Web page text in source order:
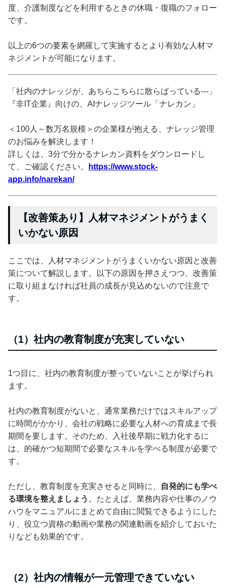
度、介護制度などを利用するときの休職・復職のフォロー
です。
以上の6つの要素を網羅して実施するとより有効な人材マ
ネジメントが可能になります。
「社内のナレッジが、あちらこちらに散らばっている---」
『非IT企業』向けの、AIナレッジツール「ナレカン」
＜100人～数万名規模＞の企業様が抱える、ナレッジ管理
のお悩みを解決します！
詳しくは、3分で分かるナレカン資料をダウンロードし
て、ご確認ください。
https://www.stock-
app.info/narekan/
【改善策あり】人材マネジメントがうまく
いかない原因
ここでは、人材マネジメントがうまくいかない原因と改善
策について解説します。以下の原因を押さえつつ、改善策
に取り組まなければ社員の成長が見込めないので注意で
す。
（1）社内の教育制度が充実していない
1つ目に、社内の教育制度が整っていないことが挙げられ
ます。
社内の教育制度がないと、通常業務だけではスキルアップ
に時間がかかり、会社の戦略に必要な人材への育成まで長
期間を要します。そのため、入社後早期に戦力化するに
は、的確かつ短期間で必要なスキルを学べる制度が必要で
す。
ただし、教育制度を充実させると同時に、
自発的にも学べ
る環境を整えましょう 。たとえば、業務内容や仕事のノウ
ハウをマニュアルにまとめて自由に閲覧できるようにした
り、役立つ資格の動画や業務の関連動画を紹介しておいた
りなども効果的です。
（2）社内の情報が一元管理できていない